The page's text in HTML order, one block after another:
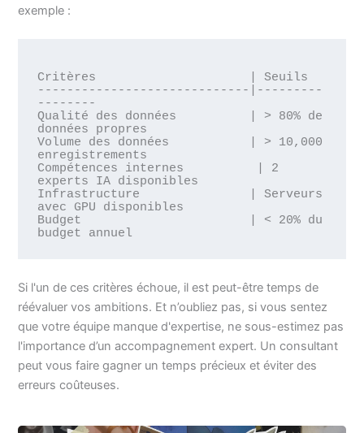
exemple :
Critères                     | Seuils
-----------------------------|---------
--------
Qualité des données          | > 80% de
données propres
Volume des données           | > 10,000
enregistrements
Compétences internes          | 2
experts IA disponibles
Infrastructure               | Serveurs
avec GPU disponibles
Budget                       | < 20% du
Si l'un de ces critères échoue, il est peut-être temps de
réévaluer vos ambitions. Et n’oubliez pas, si vous sentez
que votre équipe manque d'expertise, ne sous-estimez pas
l'importance d’un accompagnement expert. Un consultant
peut vous faire gagner un temps précieux et éviter des
erreurs coûteuses.